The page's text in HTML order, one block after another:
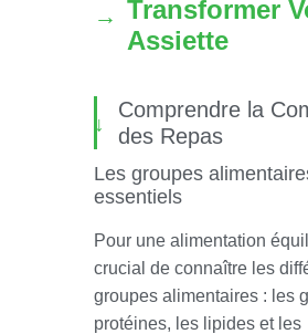
Transformer
Assiette
Comprendre la
des Repas
Les groupes
essentiels
Pour une alimentation
crucial de connaître les
groupes alimentaires : les
protéines, les lipides et les